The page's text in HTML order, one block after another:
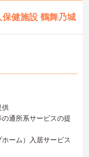
保健施設 鶴舞乃城
供
通所系サービスの提
ーム）入居サービス